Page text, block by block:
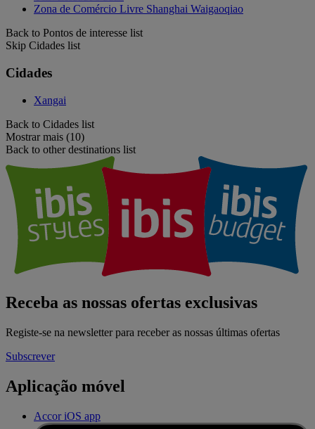
Zona de Comércio Livre Shanghai Waigaoqiao
Back to Pontos de interesse list
Skip Cidades list
Cidades
Xangai
Back to Cidades list
Mostrar mais (10)
Back to other destinations list
Receba as nossas ofertas exclusivas
Registe-se na newsletter para receber as nossas últimas ofertas
Subscrever
Aplicação móvel
Accor iOS app